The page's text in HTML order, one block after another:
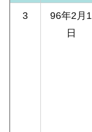
3
96年2月1
日